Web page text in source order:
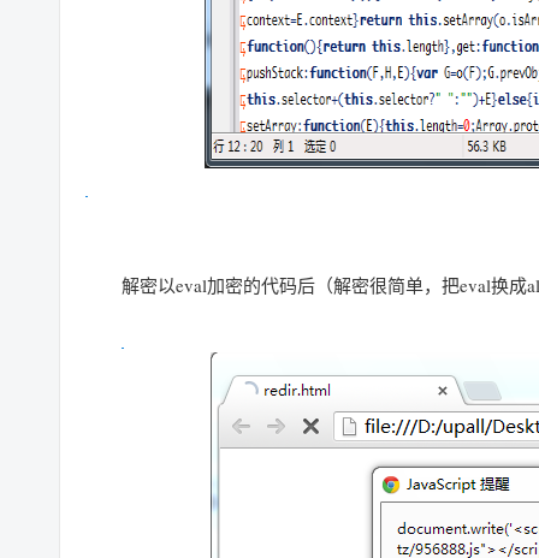
解密以eval加密的代码后（解密很简单，把eval换成